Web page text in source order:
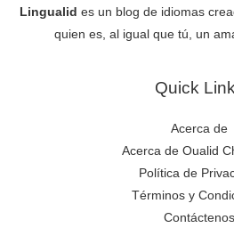
Lingualid es un blog de idiomas
quien es, al igual que tú, un
Quick
Acerca de
Acerca de Oualid
Política de
Términos y
Contáctenos